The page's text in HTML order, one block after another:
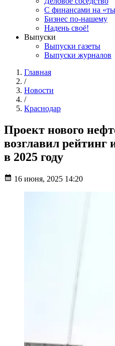
С финансами на
Бизнес по-нашему
Надень своё!
Выпуски
Выпуски газеты
Выпуски журналов
Главная
/
Новости
/
Краснодар
Проект нового
возглавил рейтинг
в 2025 году
16 июня, 2025 14:20